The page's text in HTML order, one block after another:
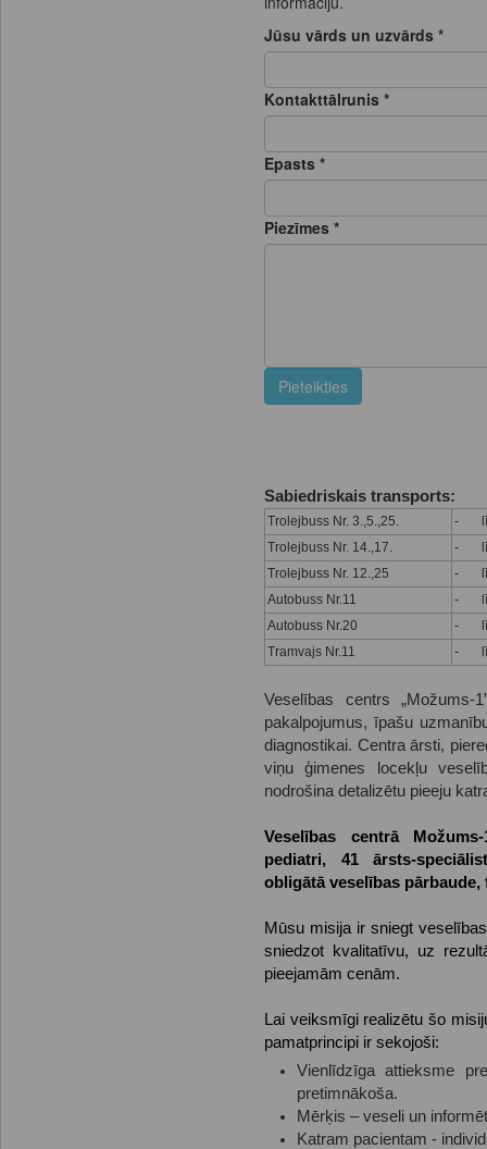
Sabiedriskais transports:
Trolejbuss Nr. 3.,5.,25.
-
Trolejbuss Nr. 14.,17.
-
Trolejbuss Nr. 12.,25
- līdz
Autobuss Nr.11
- līdz
Autobuss Nr.20
- līdz
Tramvajs Nr.11
-
Veselības centrs „Možums-
pakalpojumus, īpašu
diagnostikai. Centra ārsti,
viņu ģimenes locekļu
nodrošina detalizētu pieeju
Veselības centrā
pediatri, 41 ārsts-
obligātā veselības
Mūsu misija ir sniegt
sniedzot kvalitatīvu, uz
pieejamām cenām.
Lai veiksmīgi realizētu šo
pamatprincipi ir sekojoši:
Vienlīdzīga attieksme
pretimnākoša.
Mērķis – veseli un
Katram pacientam -